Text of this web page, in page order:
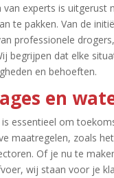
van experts is uitgerust
te pakken.​ Van de
professionele
begrijpen dat elke
en behoeften.​
en
is essentieel om
maatregelen, zoals
Of je nu te
wij staan voor je